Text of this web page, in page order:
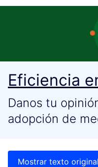
Eficiencia
Danos tu
adopción de
Mostrar texto original